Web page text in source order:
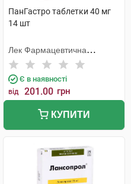
ПанГастро таблетки 40 мг
14 шт
Лек Фармацевтична
компанія
Є в наявності
від 201.00 грн
КУПИТИ